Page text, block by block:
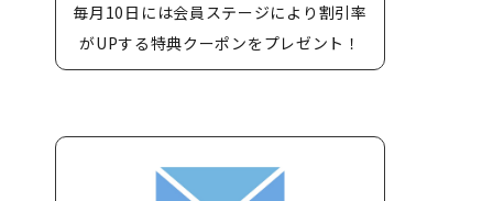
毎月10日には会員ステージにより割引率
がUPする特典クーポンをプレゼント！